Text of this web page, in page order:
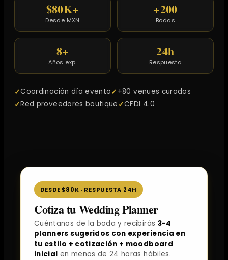
$80K+
Desde MXN
+200
Bodas
8+
Años exp.
24h
Respuesta
Coordinación día evento
+80 venues curados
Red proveedores boutique
CFDI 4.0
DESDE $80K · RESPUESTA 24H
Cotiza tu Wedding Planner
Cuéntanos de la boda y recibirás 3-4
planners sugeridos con experiencia en
tu estilo + cotización + moodboard
inicial en menos de 24 horas hábiles.